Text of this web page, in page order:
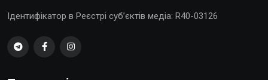
Ідентифікатор в Реєстрі суб’єктів медіа: R40-03126